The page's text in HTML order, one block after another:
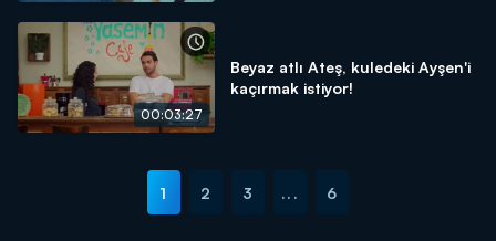
00:03:27
Beyaz atlı Ateş, kuledeki Ayşen'i
kaçırmak istiyor!
1 2 3 ... 6